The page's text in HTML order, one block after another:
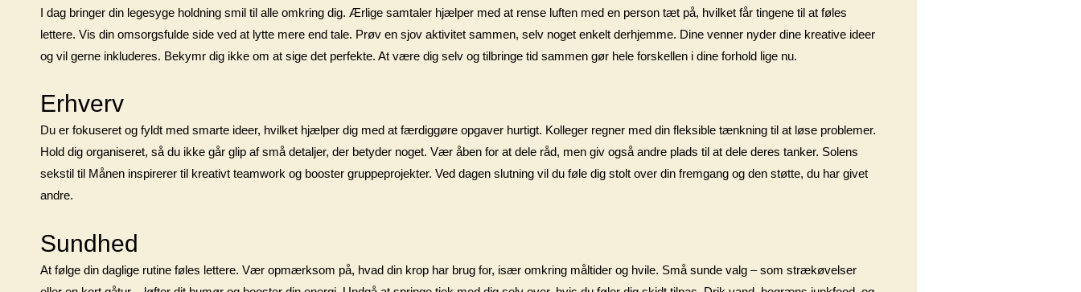
I dag bringer din legesyge holdning smil til alle omkring dig. Ærlige samtaler hjælper med at rense luften med en person tæt på, hvilket får tingene til at føles
lettere. Vis din omsorgsfulde side ved at lytte mere end tale. Prøv en sjov aktivitet sammen, selv noget enkelt derhjemme. Dine venner nyder dine kreative ideer
og vil gerne inkluderes. Bekymr dig ikke om at sige det perfekte. At være dig selv og tilbringe tid sammen gør hele forskellen i dine forhold lige nu.
Erhverv
Du er fokuseret og fyldt med smarte ideer, hvilket hjælper dig med at færdiggøre opgaver hurtigt. Kolleger regner med din fleksible tænkning til at løse problemer.
Hold dig organiseret, så du ikke går glip af små detaljer, der betyder noget. Vær åben for at dele råd, men giv også andre plads til at dele deres tanker. Solens
sekstil til Månen inspirerer til kreativt teamwork og booster gruppeprojekter. Ved dagen slutning vil du føle dig stolt over din fremgang og den støtte, du har givet
andre.
Sundhed
At følge din daglige rutine føles lettere. Vær opmærksom på, hvad din krop har brug for, især omkring måltider og hvile. Små sunde valg – som strækøvelser